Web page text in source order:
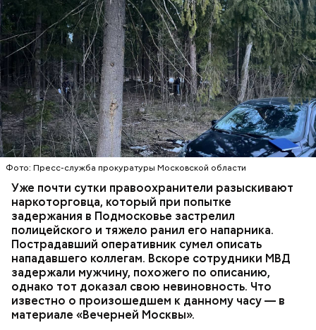
Фото: Пресс-служба прокуратуры Московской области
Уже почти сутки правоохранители разыскивают
наркоторговца, который при попытке
задержания в Подмосковье застрелил
полицейского и тяжело ранил его напарника.
Пострадавший оперативник сумел описать
нападавшего коллегам. Вскоре сотрудники МВД
задержали мужчину, похожего по описанию,
однако тот доказал свою невиновность. Что
известно о произошедшем к данному часу — в
материале «Вечерней Москвы».
Адвокат Алексей Цыганов в беседе с «Вечерней
is
a
modal
window.
The media could not be loaded, either because the server or
network failed or because the format is not supported.
Видео обысков по адресам подозреваемой
ненадлежащее исполнение обязанностей по
воспитанию несовершеннолетнего. По данной
статье предусмотрено наказание в виде лишения
свободы на срок до трех лет, — отмечал юрист.